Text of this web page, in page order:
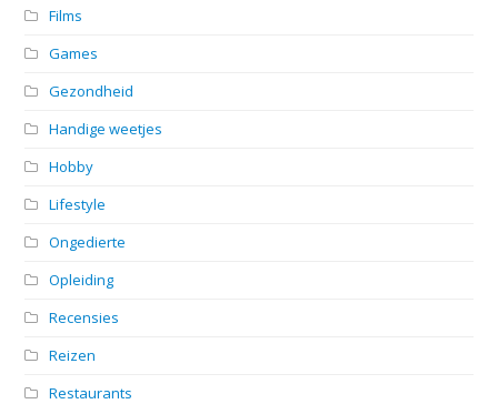
Films
Games
Gezondheid
Handige weetjes
Hobby
Lifestyle
Ongedierte
Opleiding
Recensies
Reizen
Restaurants